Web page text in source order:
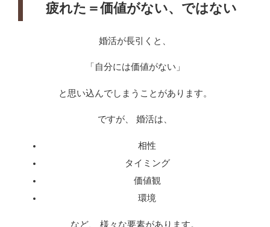
疲れた＝価値がない、ではない
婚活が長引くと、
「自分には価値がない」
と思い込んでしまうことがあります。
ですが、 婚活は、
相性
タイミング
価値観
環境
など、 様々な要素があります。